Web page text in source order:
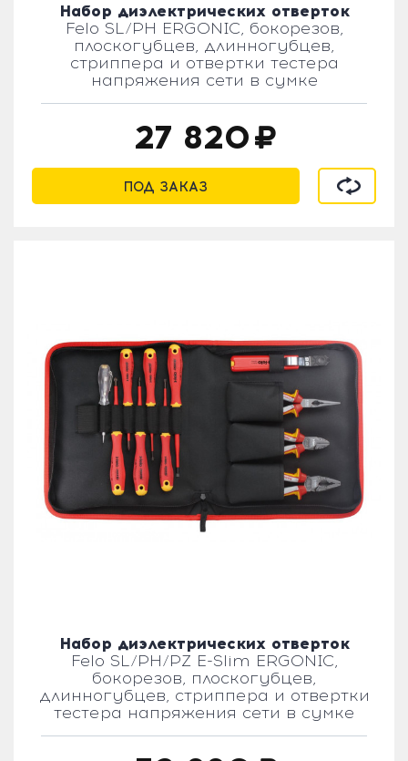
Набор диэлектрических отверток
Felo SL/PH ERGONIC, бокорезов,
плоскогубцев, длинногубцев,
стриппера и отвертки тестера
напряжения сети в сумке
27 820
ПОД ЗАКАЗ В
Набор диэлектрических отверток
Felo SL/PH/PZ E-Slim ERGONIC,
бокорезов, плоскогубцев,
длинногубцев, стриппера и отвертки
тестера напряжения сети в сумке